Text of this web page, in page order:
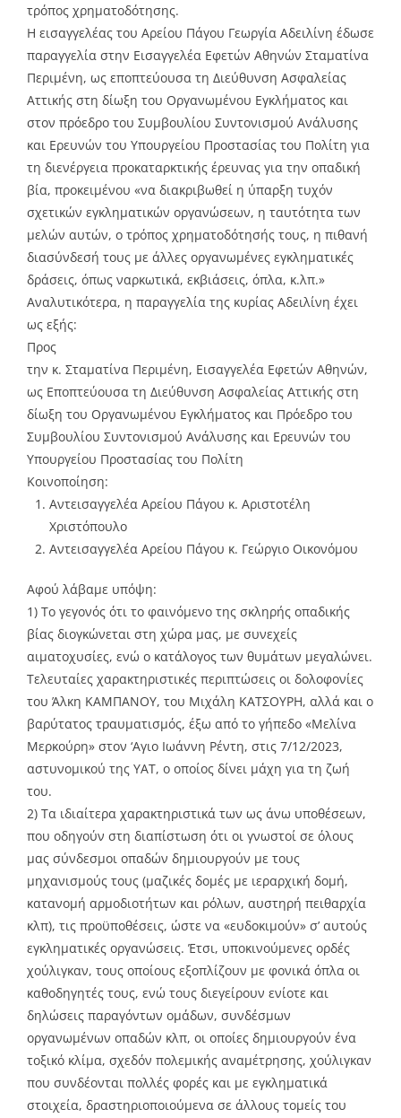
τρόπος χρηματοδότησης.
Η εισαγγελέας του Αρείου Πάγου Γεωργία Αδειλίνη έδωσε
παραγγελία στην Εισαγγελέα Εφετών Αθηνών Σταματίνα
Περιμένη, ως εποπτεύουσα τη Διεύθυνση Ασφαλείας
Αττικής στη δίωξη του Οργανωμένου Εγκλήματος και
στον πρόεδρο του Συμβουλίου Συντονισμού Ανάλυσης
και Ερευνών του Υπουργείου Προστασίας του Πολίτη για
τη διενέργεια προκαταρκτικής έρευνας για την οπαδική
βία, προκειμένου «να διακριβωθεί η ύπαρξη τυχόν
σχετικών εγκληματικών οργανώσεων, η ταυτότητα των
μελών αυτών, ο τρόπος χρηματοδότησής τους, η πιθανή
διασύνδεσή τους με άλλες οργανωμένες εγκληματικές
δράσεις, όπως ναρκωτικά, εκβιάσεις, όπλα, κ.λπ.»
Αναλυτικότερα, η παραγγελία της κυρίας Αδειλίνη έχει
ως εξής:
Προς
την κ. Σταματίνα Περιμένη, Εισαγγελέα Εφετών Αθηνών,
ως Εποπτεύουσα τη Διεύθυνση Ασφαλείας Αττικής στη
δίωξη του Οργανωμένου Εγκλήματος και Πρόεδρο του
Συμβουλίου Συντονισμού Ανάλυσης και Ερευνών του
Υπουργείου Προστασίας του Πολίτη
Κοινοποίηση:
Αντεισαγγελέα Αρείου Πάγου κ. Αριστοτέλη
Χριστόπουλο
Αντεισαγγελέα Αρείου Πάγου κ. Γεώργιο Οικονόμου
Αφού λάβαμε υπόψη:
1) Το γεγονός ότι το φαινόμενο της σκληρής οπαδικής
βίας διογκώνεται στη χώρα μας, με συνεχείς
αιματοχυσίες, ενώ ο κατάλογος των θυμάτων μεγαλώνει.
Τελευταίες χαρακτηριστικές περιπτώσεις οι δολοφονίες
του Άλκη ΚΑΜΠΑΝΟΥ, του Μιχάλη ΚΑΤΣΟΥΡΗ, αλλά και ο
βαρύτατος τραυματισμός, έξω από το γήπεδο «Μελίνα
Μερκούρη» στον ‘Αγιο Ιωάννη Ρέντη, στις 7/12/2023,
αστυνομικού της ΥΑΤ, ο οποίος δίνει μάχη για τη ζωή
του.
2) Τα ιδιαίτερα χαρακτηριστικά των ως άνω υποθέσεων,
που οδηγούν στη διαπίστωση ότι οι γνωστοί σε όλους
μας σύνδεσμοι οπαδών δημιουργούν με τους
μηχανισμούς τους (μαζικές δομές με ιεραρχική δομή,
κατανομή αρμοδιοτήτων και ρόλων, αυστηρή πειθαρχία
κλπ), τις προϋποθέσεις, ώστε να «ευδοκιμούν» σ’ αυτούς
εγκληματικές οργανώσεις. Έτσι, υποκινούμενες ορδές
χούλιγκαν, τους οποίους εξοπλίζουν με φονικά όπλα οι
καθοδηγητές τους, ενώ τους διεγείρουν ενίοτε και
δηλώσεις παραγόντων ομάδων, συνδέσμων
οργανωμένων οπαδών κλπ, οι οποίες δημιουργούν ένα
τοξικό κλίμα, σχεδόν πολεμικής αναμέτρησης, χούλιγκαν
που συνδέονται πολλές φορές και με εγκληματικά
στοιχεία, δραστηριοποιούμενα σε άλλους τομείς του